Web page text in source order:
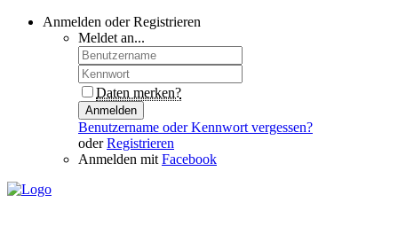
Anmelden oder Registrieren
Meldet an...
Daten merken?
Anmelden
Benutzername oder Kennwort vergessen?
oderRegistrieren
Anmelden mit Facebook